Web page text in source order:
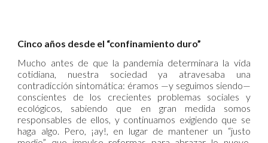
Cinco años desde el “confinamiento duro”
Mucho antes de que la pandemia determinara la vida
cotidiana, nuestra sociedad ya atravesaba una
contradicción sintomática: éramos —y seguimos siendo—
conscientes de los crecientes problemas sociales y
ecológicos, sabiendo que en gran medida somos
responsables de ellos, y continuamos exigiendo que se
haga algo. Pero, ¡ay!, en lugar de mantener un “justo